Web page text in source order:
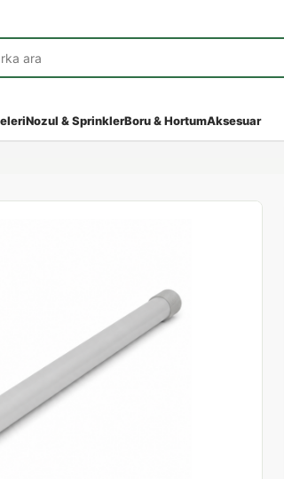
Nozul & SprinklerBoru & HortumAksesuar